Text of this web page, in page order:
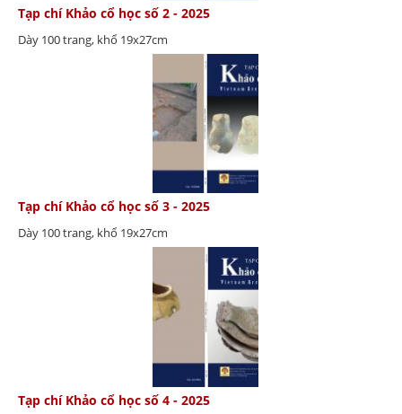
Tạp chí Khảo cổ học số 2 - 2025
Dày 100 trang, khổ 19x27cm
Tạp chí Khảo cổ học số 3 - 2025
Dày 100 trang, khổ 19x27cm
Tạp chí Khảo cổ học số 4 - 2025